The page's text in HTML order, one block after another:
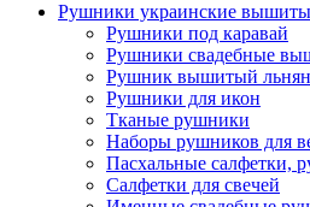
Рушники украинские
Рушники под каравай
Рушники свадебные
Рушник вышитый
Рушники для икон
Тканые рушники
Наборы рушников для
Пасхальные салфетки,
Салфетки для свечей